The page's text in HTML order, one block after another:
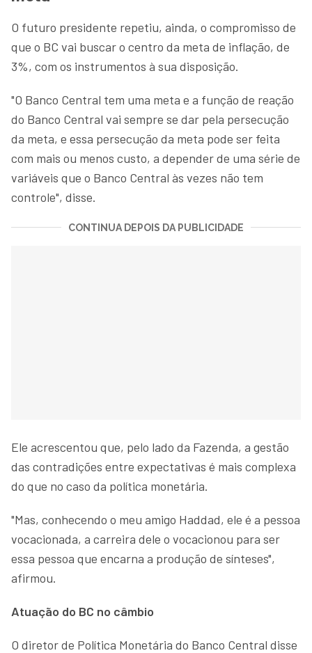
O futuro presidente repetiu, ainda, o compromisso de
que o BC vai buscar o centro da meta de inflação, de
3%, com os instrumentos à sua disposição.
"O Banco Central tem uma meta e a função de reação
do Banco Central vai sempre se dar pela persecução
da meta, e essa persecução da meta pode ser feita
com mais ou menos custo, a depender de uma série de
variáveis que o Banco Central às vezes não tem
controle", disse.
CONTINUA DEPOIS DA PUBLICIDADE
Ele acrescentou que, pelo lado da Fazenda, a gestão
das contradições entre expectativas é mais complexa
do que no caso da política monetária.
"Mas, conhecendo o meu amigo Haddad, ele é a pessoa
vocacionada, a carreira dele o vocacionou para ser
essa pessoa que encarna a produção de sínteses",
afirmou.
Atuação do BC no câmbio
O diretor de Política Monetária do Banco Central disse